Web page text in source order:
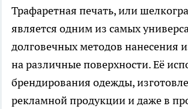
Трафаретная печать, или
является одним из самых
долговечных методов нанесения
на различные поверхности. Её
брендирования одежды,
рекламной продукции и даже в